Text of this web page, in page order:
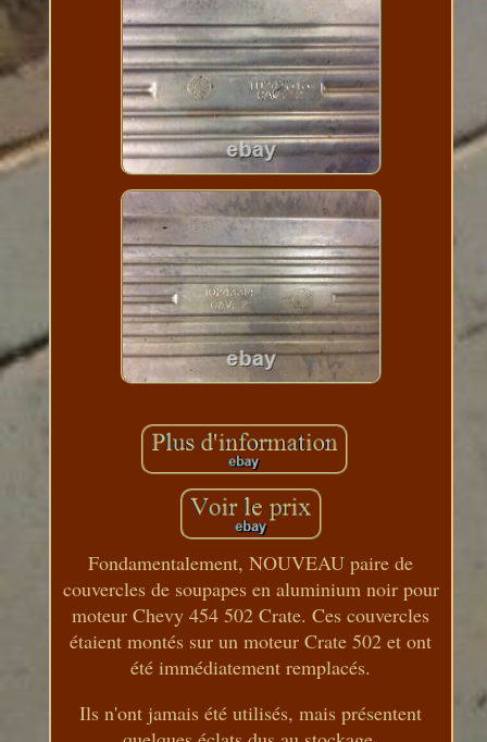
Fondamentalement, NOUVEAU paire de
couvercles de soupapes en aluminium noir pour
moteur Chevy 454 502 Crate. Ces couvercles
étaient montés sur un moteur Crate 502 et ont
été immédiatement remplacés.
Ils n'ont jamais été utilisés, mais présentent